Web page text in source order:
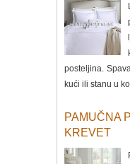
posteljina.
kući ili stanu u
PAMUČNA
KREVET